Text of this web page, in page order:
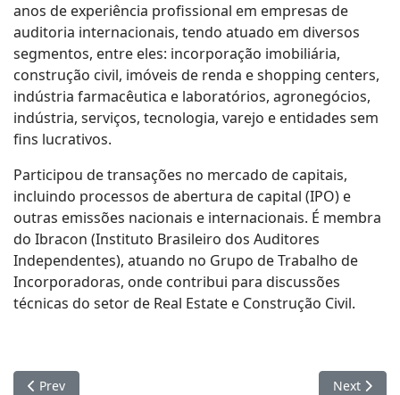
anos de experiência profissional em empresas de
auditoria internacionais, tendo atuado em diversos
segmentos, entre eles: incorporação imobiliária,
construção civil, imóveis de renda e shopping centers,
indústria farmacêutica e laboratórios, agronegócios,
indústria, serviços, tecnologia, varejo e entidades sem
fins lucrativos.
Participou de transações no mercado de capitais,
incluindo processos de abertura de capital (IPO) e
outras emissões nacionais e internacionais. É membra
do Ibracon (Instituto Brasileiro dos Auditores
Independentes), atuando no Grupo de Trabalho de
Incorporadoras, onde contribui para discussões
técnicas do setor de Real Estate e Construção Civil.
Previous article: Seconci Goiás chega à final do Prêmio CBIC
Prev Next
Next